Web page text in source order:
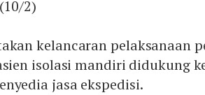
2)
kelancaran pelaksanaan
isolasi mandiri didukung
jasa ekspedisi.